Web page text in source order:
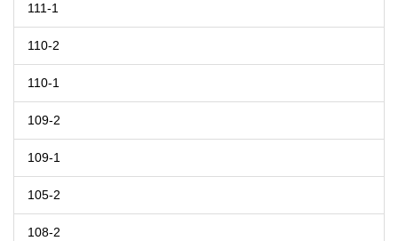
111-1
110-2
110-1
109-2
109-1
105-2
108-2